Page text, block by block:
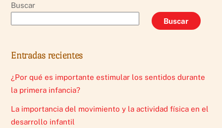
Buscar
Buscar
Entradas recientes
¿Por qué es importante estimular los sentidos durante
la primera infancia?
La importancia del movimiento y la actividad física en el
desarrollo infantil